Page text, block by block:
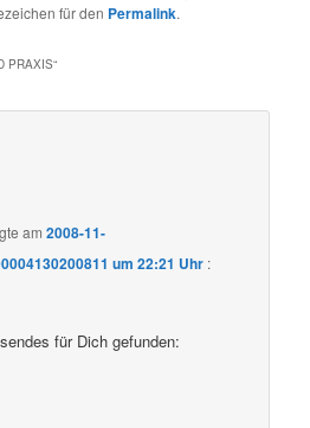
für den Permalink.
PRAXIS“
am2008-11-
um 22:21 Uhr :
für Dich gefunden: